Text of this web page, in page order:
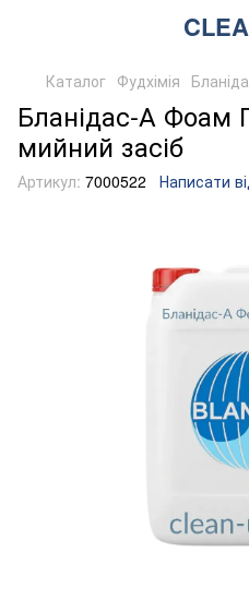
Каталог Фудхімія
Бланідас-А
мийний засіб
Артикул: 7000522 Написати